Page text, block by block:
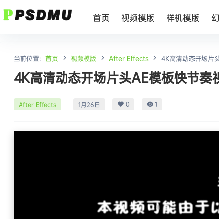
首页 视频模版 样机模版
当前位置： 首页 视频模版 After Effects 4K高清动态开场片
4K高清动态开场片头AE模板快节奏
After Effects 1月26日 0 1